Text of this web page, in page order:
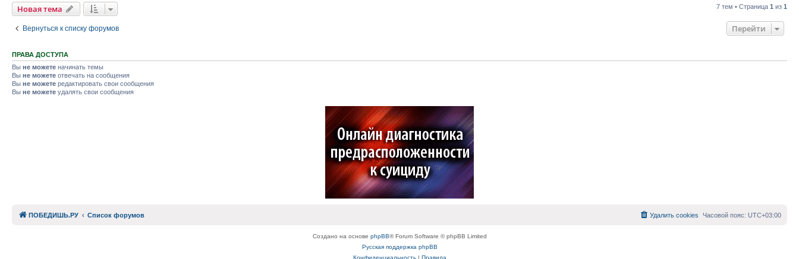
Новая тема 7 тем • Страница 1 из 1
Вернуться к списку форумов Перейти
ПРАВА ДОСТУПА
Вы не можете начинать темы
Вы не можете отвечать на сообщения
Вы не можете редактировать свои сообщения
Вы не можете удалять свои сообщения
ПОБЕДИШЬ.РУ Список форумов Часовой пояс: UTC+03:00
Удалить cookies
Создано на основе phpBB® Forum Software © phpBB Limited
Русская поддержка phpBB
Конфиденциальность| Правила